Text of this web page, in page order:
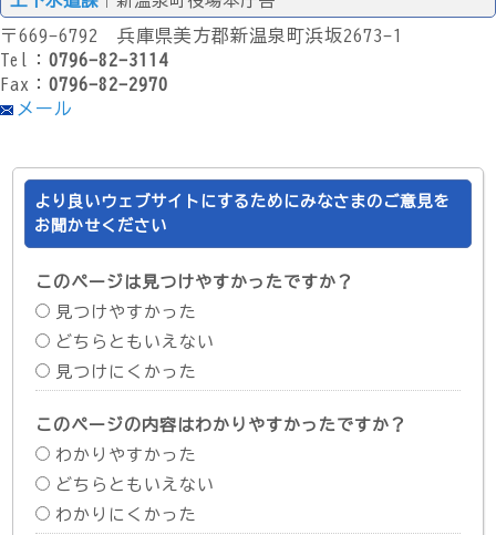
〒669-6792 兵庫県美方郡新温泉町浜坂2673-1
Tel： 0796-82-3114
Fax： 0796-82-2970
メール
より良いウェブサイトにするためにみなさまのご意見を
お聞かせください
このページは見つけやすかったですか？
見つけやすかった
どちらともいえない
見つけにくかった
このページの内容はわかりやすかったですか？
わかりやすかった
どちらともいえない
わかりにくかった